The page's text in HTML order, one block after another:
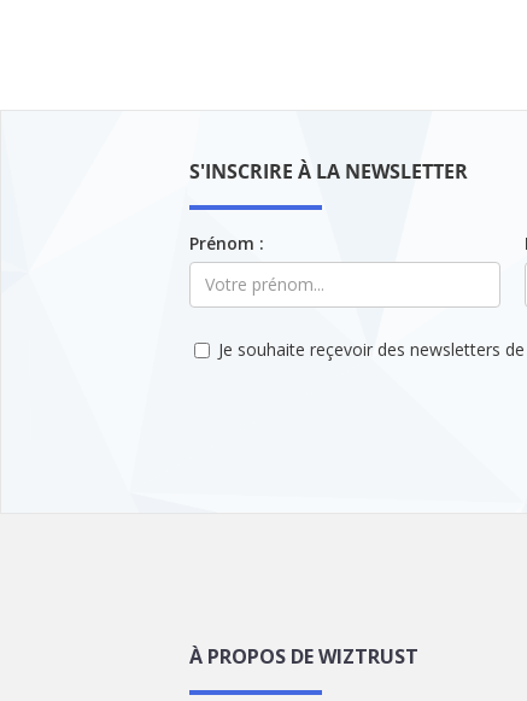
S'INSCRIRE À LA NEWSLETTER
Prénom :
Je souhaite reçevoir des newsletters
À PROPOS DE WIZTRUST